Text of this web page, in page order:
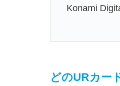
Konami
どのURカー